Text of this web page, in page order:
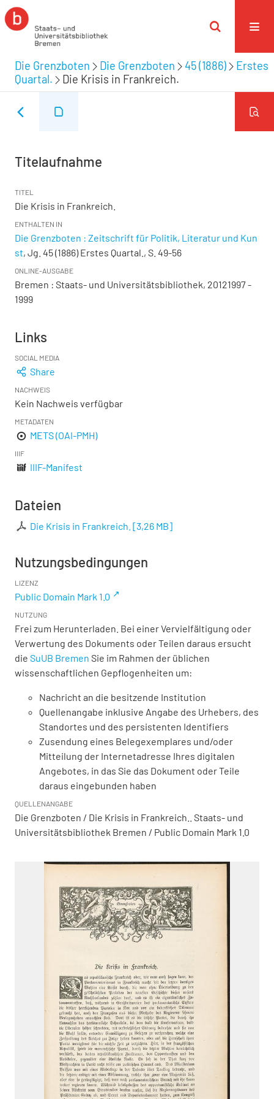
Die Grenzboten Die Grenzboten 45 (1886)
Erstes
Quartal.
Die Krisis in Frankreich.
Titelaufnahme
TITEL
Die Krisis in Frankreich.
ENTHALTEN IN
Die Grenzboten : Zeitschrift für Politik, Literatur und Kun
st, Jg. 45 (1886) Erstes Quartal., S. 49-56
ONLINE-AUSGABE
Bremen : Staats- und Universitätsbibliothek, 20121997 -
1999
Links
SOCIAL MEDIA
Share
NACHWEIS
Kein Nachweis verfügbar
METADATEN
METS (OAI-PMH)
IIIF
IIIF-Manifest
Dateien
Die Krisis in Frankreich. [3,26 MB]
Nutzungsbedingungen
LIZENZ
Public Domain Mark 1.0
NUTZUNG
Frei zum Herunterladen. Bei einer Vervielfältigung oder
Verwertung des Dokuments oder Teilen daraus ersucht
die SuUB Bremen Sie im Rahmen der üblichen
wissenschaftlichen Gepflogenheiten um:
Nachricht an die besitzende Institution
Quellenangabe inklusive Angabe des Urhebers, des
Standortes und des persistenten Identifiers
Zusendung eines Belegexemplares und/oder
Mitteilung der Internetadresse Ihres digitalen
Angebotes, in das Sie das Dokument oder Teile
daraus eingebunden haben
QUELLENANGABE
Die Grenzboten / Die Krisis in Frankreich.. Staats- und
Universitätsbibliothek Bremen / Public Domain Mark 1.0